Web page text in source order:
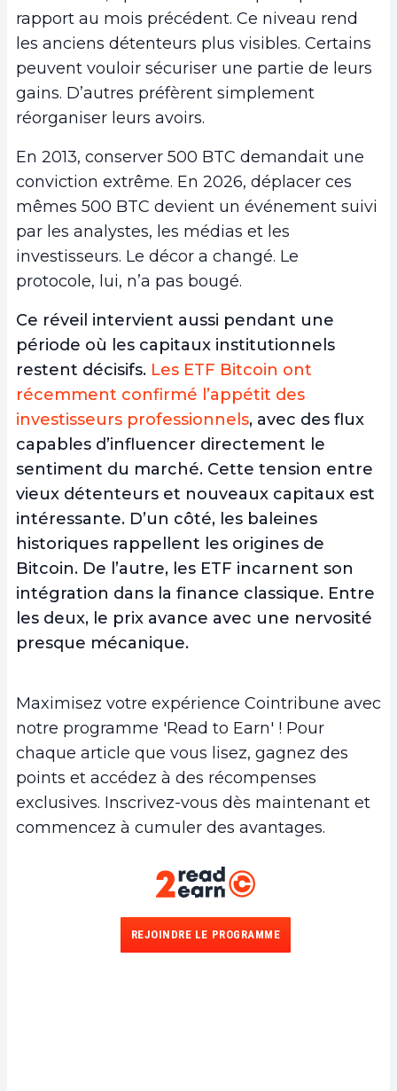
rapport au mois précédent. Ce niveau rend
les anciens détenteurs plus visibles. Certains
peuvent vouloir sécuriser une partie de leurs
gains. D’autres préfèrent simplement
réorganiser leurs avoirs.
En 2013, conserver 500 BTC demandait une
conviction extrême. En 2026, déplacer ces
mêmes 500 BTC devient un événement suivi
par les analystes, les médias et les
investisseurs. Le décor a changé. Le
protocole, lui, n’a pas bougé.
Ce réveil intervient aussi pendant une
période où les capitaux institutionnels
restent décisifs. Les ETF Bitcoin ont
récemment confirmé l’appétit des
investisseurs professionnels, avec des flux
capables d’influencer directement le
sentiment du marché. Cette tension entre
vieux détenteurs et nouveaux capitaux est
intéressante. D’un côté, les baleines
historiques rappellent les origines de
Bitcoin. De l’autre, les ETF incarnent son
intégration dans la finance classique. Entre
les deux, le prix avance avec une nervosité
presque mécanique.
Maximisez votre expérience Cointribune avec
notre programme 'Read to Earn' ! Pour
chaque article que vous lisez, gagnez des
points et accédez à des récompenses
exclusives. Inscrivez-vous dès maintenant et
commencez à cumuler des avantages.
REJOINDRE LE PROGRAMME